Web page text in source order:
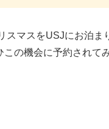
スマスをUSJにお泊ま
この機会に予約されて